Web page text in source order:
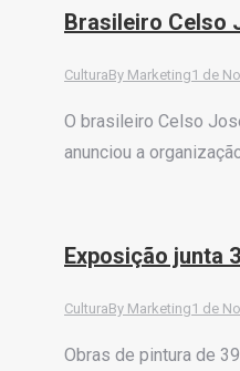
Brasileiro Celso
CulturaBy Marketing1 de
O brasileiro Celso
anunciou a
Exposição junta
CulturaBy Marketing1 de
Obras de pintura de